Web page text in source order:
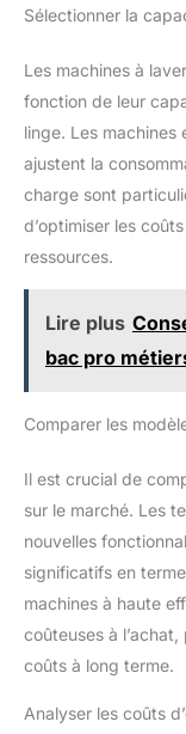
Sélectionner la
Les machines à
fonction de leur
linge. Les
ajustent la
charge sont
d’optimiser les
ressources.
Lire plus
bac pro
Comparer les
Il est crucial de
sur le marché. Les
nouvelles
significatifs en
machines à haute
coûteuses à
coûts à long terme.
Analyser les coûts